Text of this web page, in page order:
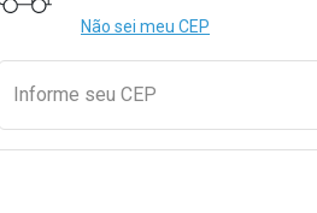
Não sei meu CEP
Informe seu CEP